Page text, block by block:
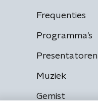
Frequenties
Programma's
Presentatoren
Muziek
Gemist